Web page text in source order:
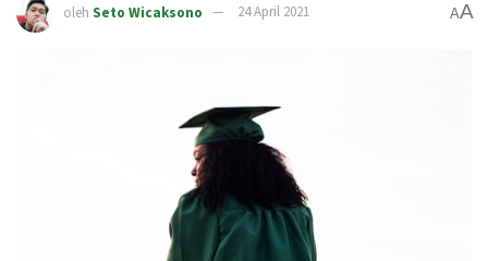
oleh Seto Wicaksono 24 April 2021 AA